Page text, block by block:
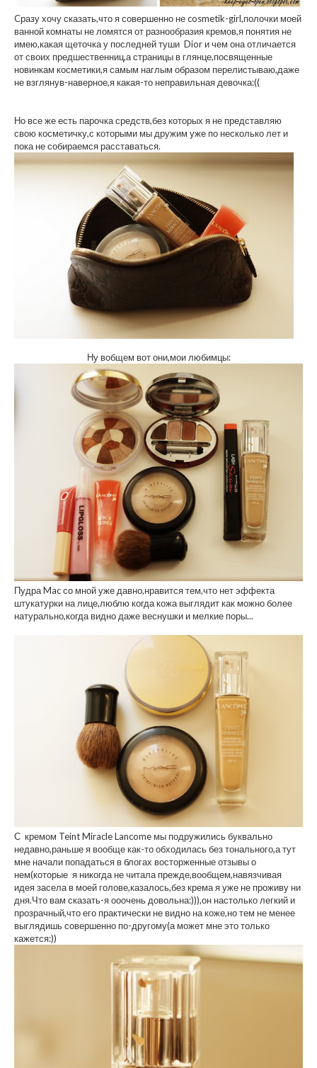
Cразу хочу сказать,что я совершенно не cosmetik-girl,полочки моей
ванной комнаты не ломятся от разнообразия кремов,я понятия не
имею,какая щеточка у последней туши Dior и чем она отличается
от своих предшественниц,а страницы в глянце,посвященные
новинкам косметики,я самым наглым образом перелистываю,даже
не взглянув-наверное,я какая-то неправильная девочка:((
Но все же есть парочка средств,без которых я не представляю
свою косметичку,с которыми мы дружим уже по несколько лет и
пока не собираемся расставаться.
Ну вобщем вот они,мои любимцы:
Пудра Mac со мной уже давно,нравится тем,что нет эффекта
штукатурки на лице,люблю когда кожа выглядит как можно более
натурально,когда видно даже веснушки и мелкие поры...
С кремом Teint Miracle Lancome мы подружились буквально
недавно,раньше я вообще как-то обходилась без тонального,а тут
мне начали попадаться в блогах восторженные отзывы о
нем(которые я никогда не читала прежде,вообщем,навязчивая
идея засела в моей голове,казалось,без крема я уже не проживу ни
дня.Что вам сказать-я ооочень довольна:))),он настолько легкий и
прозрачный,что его практически не видно на коже,но тем не менее
выглядишь совершенно по-другому(а может мне это только
кажется:))